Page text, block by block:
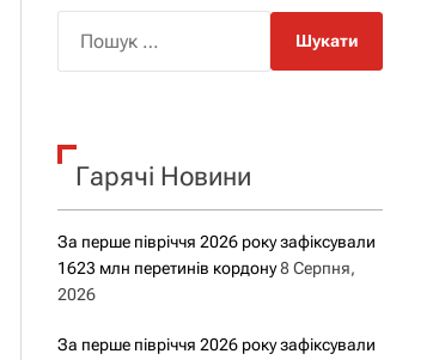
о
в
о
г
у
к
Гарячі Новини
За перше півріччя 2026 року зафіксували
1623 млн перетинів кордону 8 Серпня,
2026
За перше півріччя 2026 року зафіксували